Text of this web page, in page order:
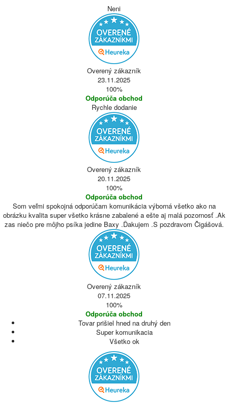
Neni
Overený zákazník
23.11.2025
100%
Odporúča obchod
Rychle dodanie
Overený zákazník
20.11.2025
100%
Odporúča obchod
Som veľmi spokojná odporúčam komunikácia výborná všetko ako na
obrázku kvalita super všetko krásne zabalené a ešte aj malá pozornosť .Ak
zas niečo pre môjho psíka jedine Baxy .Ďakujem .S pozdravom Čigášová.
Overený zákazník
07.11.2025
100%
Odporúča obchod
Tovar prišiel hned na druhý den
Super komunikacia
Všetko ok